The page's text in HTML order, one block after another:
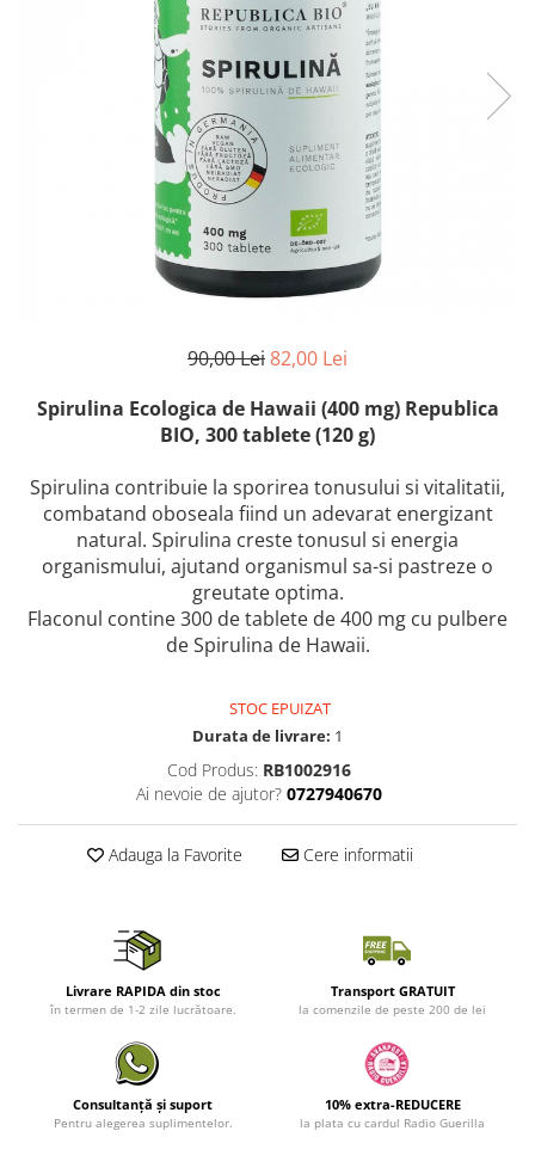
90,00 Lei82,00 Lei
Spirulina Ecologica de Hawaii (400 mg) Republica
BIO, 300 tablete (120 g)
Spirulina contribuie la sporirea tonusului si vitalitatii,
combatand oboseala fiind un adevarat energizant
natural. Spirulina creste tonusul si energia
organismului, ajutand organismul sa-si pastreze o
greutate optima.
Flaconul contine 300 de tablete de 400 mg cu pulbere
de Spirulina de Hawaii.
STOC EPUIZAT
Durata de livrare: 1
Cod Produs: RB1002916
Ai nevoie de ajutor? 0727940670
Adauga la Favorite Cere informatii
Livrare RAPIDA din stoc
în termen de 1-2 zile lucrătoare.
Transport GRATUIT
la comenzile de peste 200 de lei
Consultanță și suport
Pentru alegerea suplimentelor.
10% extra-REDUCERE
la plata cu cardul Radio Guerilla